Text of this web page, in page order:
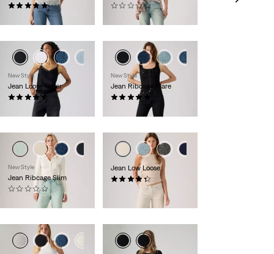
(1)
119,95 €
(0)
79,95 €
+1
New Style
Jean Loose Taper
(27)
129,95 €
New Style
Jean Ribcage Flare
129,95 €
New Style
Jean Ribcage Slim
(0)
129,95 €
Jean Low Loose
(373)
+3